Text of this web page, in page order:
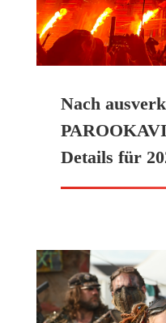
Nach
Details für